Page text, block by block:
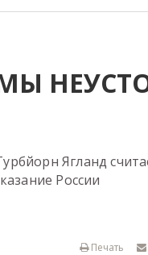
Ягланд
Роccии
Печать